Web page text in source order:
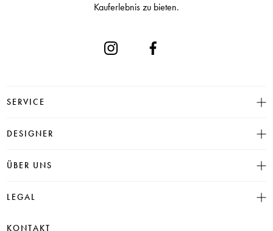
Kauferlebnis zu bieten.
SERVICE
Größentabelle
Häufige Fragen
Rücksendung
DESIGNER
INSIEME
JUVIA
ÜBER UNS
Historie
LEGAL
Impressum
KONTAKT